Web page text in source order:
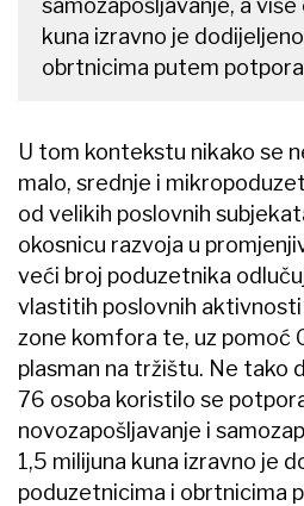
samozapošljavanje, a više
kuna izravno je
obrtnicima putem
U tom kontekstu nikako se
malo, srednje i
od velikih poslovnih
okosnicu razvoja u
veći broj poduzetnika
vlastitih poslovnih aktivnosti
zone komfora te, uz pomoć
plasman na tržištu. Ne tako
76 osoba koristilo se
novozapošljavanje i
1,5 milijuna kuna izravno je
poduzetnicima i obrtnicima